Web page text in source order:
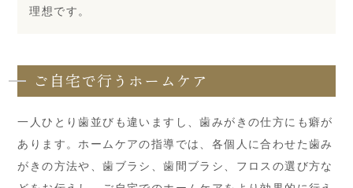
理想です。
ご自宅で行うホームケア
一人ひとり歯並びも違いますし、歯みがきの仕方にも癖が
あります。ホームケアの指導では、各個人に合わせた歯み
がきの方法や、歯ブラシ、歯間ブラシ、フロスの選び方な